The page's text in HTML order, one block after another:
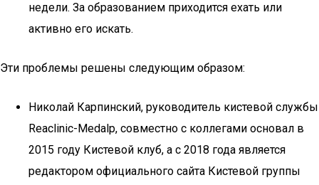
недели. За образованием приходится ехать или
активно его искать.
Эти проблемы решены следующим образом:
Николай Карпинский, руководитель кистевой службы
Reaclinic-Medalp, совместно с коллегами основал в
2015 году Кистевой клуб, а с 2018 года является
редактором официального сайта Кистевой группы